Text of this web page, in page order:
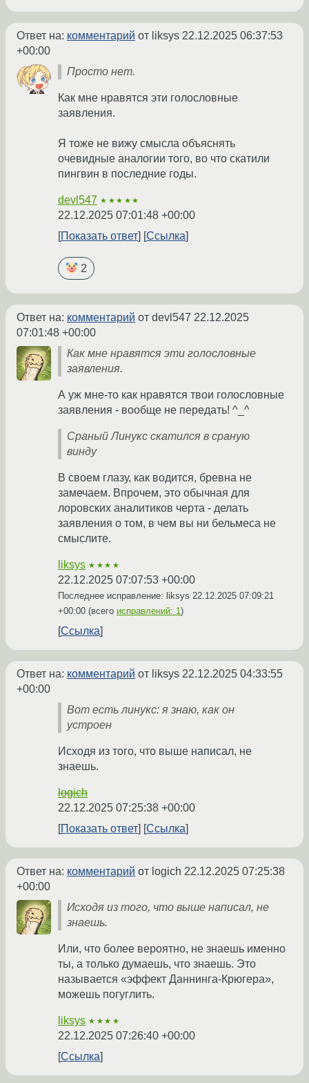
Ответ на: комментарий от liksys 22.12.2025 06:37:53
+00:00
Просто нет.
Как мне нравятся эти голословные
заявления.
Я тоже не вижу смысла объяснять
очевидные аналогии того, во что скатили
пингвин в последние годы.
devl547 ★★★★★
22.12.2025 07:01:48 +00:00
Показать ответ
Ссылка
2
Ответ на: комментарий от devl547 22.12.2025
07:01:48 +00:00
Как мне нравятся эти голословные
заявления.
А уж мне-то как нравятся твои голословные
заявления - вообще не передать! ^_^
Сраный Линукс скатился в сраную
винду
В своем глазу, как водится, бревна не
замечаем. Впрочем, это обычная для
лоровских аналитиков черта - делать
заявления о том, в чем вы ни бельмеса не
смыслите.
liksys ★★★★
22.12.2025 07:07:53 +00:00
Последнее исправление: liksys 22.12.2025 07:09:21
+00:00 (всего исправлений: 1)
Ссылка
Ответ на: комментарий от liksys 22.12.2025 04:33:55
+00:00
Вот есть линукс: я знаю, как он
устроен
Исходя из того, что выше написал, не
знаешь.
logich
22.12.2025 07:25:38 +00:00
Показать ответ
Ссылка
Ответ на: комментарий от logich 22.12.2025 07:25:38
+00:00
Исходя из того, что выше написал, не
знаешь.
Или, что более вероятно, не знаешь именно
ты, а только думаешь, что знаешь. Это
называется «эффект Даннинга-Крюгера»,
можешь погуглить.
liksys ★★★★
22.12.2025 07:26:40 +00:00
Ссылка